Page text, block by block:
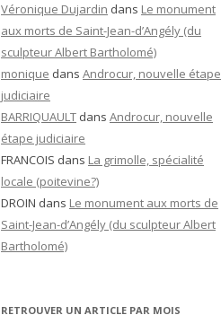
Véronique Dujardin dans Le monument
aux morts de Saint-Jean-d’Angély (du
sculpteur Albert Bartholomé)
monique dans Androcur, nouvelle étape
judiciaire
BARRIQUAULT dans Androcur, nouvelle
étape judiciaire
FRANCOIS dans La grimolle, spécialité
locale (poitevine?)
DROIN dans Le monument aux morts de
Saint-Jean-d’Angély (du sculpteur Albert
Bartholomé)
RETROUVER UN ARTICLE PAR MOIS